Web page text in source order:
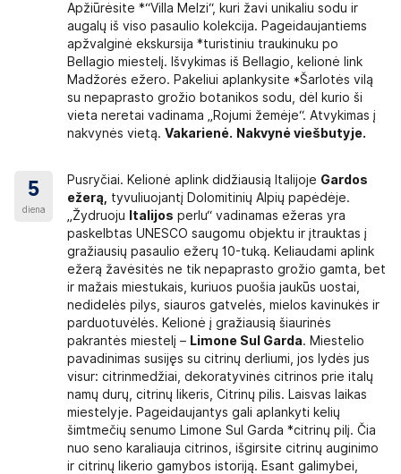
Apžiūrėsite *“Villa Melzi“, kuri žavi unikaliu sodu ir
augalų iš viso pasaulio kolekcija. Pageidaujantiems
apžvalginė ekskursija *turistiniu traukinuku po
Bellagio miestelį. Išvykimas iš Bellagio, kelionė link
Madžorės ežero. Pakeliui aplankysite *Šarlotės vilą
su nepaprasto grožio botanikos sodu, dėl kurio ši
vieta neretai vadinama „Rojumi žemėje“. Atvykimas į
nakvynės vietą.Vakarienė. Nakvynė viešbutyje.
5
diena
Pusryčiai. Kelionė aplink didžiausią Italijoje Gardos
ežerą,
tyvuliuojantį Dolomitinių Alpių papėdėje.
„Žydruoju
Italijos perlu“ vadinamas ežeras yra
paskelbtas UNESCO saugomu objektu ir įtrauktas į
gražiausių pasaulio ežerų 10-tuką. Keliaudami aplink
ežerą žavėsitės ne tik nepaprasto grožio gamta, bet
ir mažais miestukais, kuriuos puošia jaukūs uostai,
nedidelės pilys, siauros gatvelės, mielos kavinukės ir
parduotuvėlės. Kelionė į gražiausią šiaurinės
pakrantės miestelį – Limone Sul Garda. Miestelio
pavadinimas susijęs su citrinų derliumi, jos lydės jus
visur: citrinmedžiai, dekoratyvinės citrinos prie italų
namų durų, citrinų likeris, Citrinų pilis. Laisvas laikas
miestelyje. Pageidaujantys gali aplankyti kelių
šimtmečių senumo Limone Sul Garda *citrinų pilį. Čia
nuo seno karaliauja citrinos, išgirsite citrinų auginimo
ir citrinų likerio gamybos istoriją. Esant galimybei,